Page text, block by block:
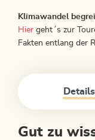
Klimawandel
Hier geht´s zur
Fakten entlang der
Gut zu